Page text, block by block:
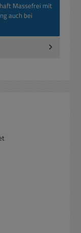
Massefrei mit
auch bei